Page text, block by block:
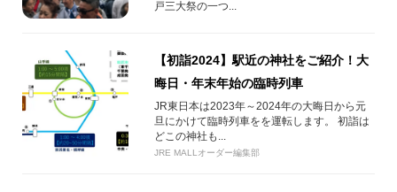
戸三大祭の一つ...
【初詣2024】駅近の神社をご紹介！大
晦日・年末年始の臨時列車
JR東日本は2023年～2024年の大晦日から元
旦にかけて臨時列車をを運転します。 初詣は
どこの神社も...
JRE MALLオーダー編集部